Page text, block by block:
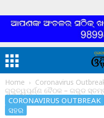
Home Coronavirus
ଗୁରୁତ୍ୱପୂର୍ଣ୍ଣ ବୈଠକ – ଗରୁଡ
CORONAVIRUS OUTBREAK
ସହର